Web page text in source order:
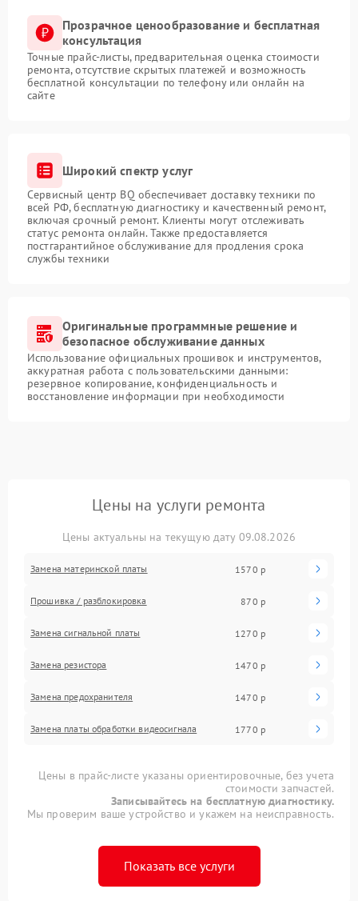
Прозрачное ценообразование и бесплатная
консультация
Точные прайс-листы, предварительная оценка стоимости
ремонта, отсутствие скрытых платежей и возможность
бесплатной консультации по телефону или онлайн на
сайте
Широкий спектр услуг
Сервисный центр BQ обеспечивает доставку техники по
всей РФ, бесплатную диагностику и качественный ремонт,
включая срочный ремонт. Клиенты могут отслеживать
статус ремонта онлайн. Также предоставляется
постгарантийное обслуживание для продления срока
службы техники
Оригинальные программные решение и
безопасное обслуживание данных
Использование официальных прошивок и инструментов,
аккуратная работа с пользовательскими данными:
резервное копирование, конфиденциальность и
восстановление информации при необходимости
Цены на услуги ремонта
Цены актуальны на текущую дату 09.08.2026
Замена материнской платы 1570 р
Прошивка / разблокировка 870 р
Замена сигнальной платы 1270 р
Замена резистора 1470 р
Замена предохранителя 1470 р
Замена платы обработки видеосигнала 1770 р
Цены в прайс-листе указаны ориентировочные, без учета
стоимости запчастей.
Записывайтесь на бесплатную диагностику.
Мы проверим ваше устройство и укажем на неисправность.
Показать все услуги